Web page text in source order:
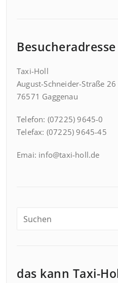
Besucheradresse
Taxi-Holl
August-Schneider-Straße 26
76571 Gaggenau
Telefon: (07225) 9645-0
Telefax: (07225) 9645-45
Emai: info@taxi-holl.de
das kann Taxi-